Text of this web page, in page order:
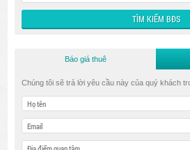
Báo giá thuê
Chúng tôi sẽ trả lời yêu cầu này của quý khách